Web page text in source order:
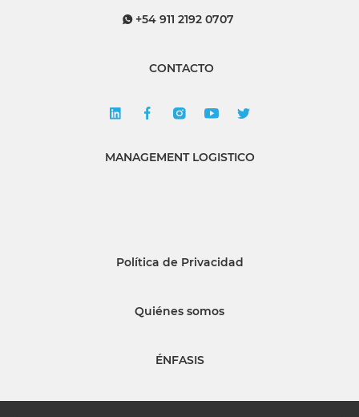
+54 911 2192 0707
CONTACTO
MANAGEMENT LOGISTICO
Política de Privacidad
Quiénes somos
ÉNFASIS